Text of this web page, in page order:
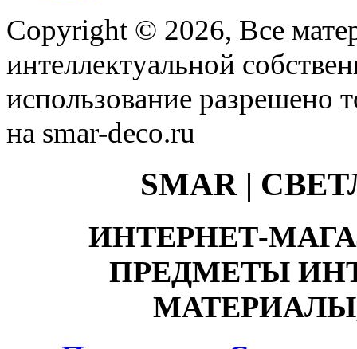
Copyright © 2026, Все
интеллектуальной
использование разрешено
на smar-deco.ru
SMAR |
ИНТЕРНЕТ-
ПРЕДМЕТЫ